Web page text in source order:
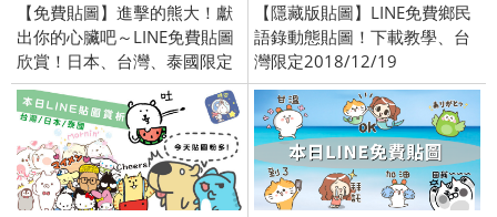
【免費貼圖】進擊的熊大！獻
出你的心臟吧～LINE免費貼圖
欣賞！日本、台灣、泰國限定
／openVPN跨區、加好友、綁
門號／2016/5/10
【隱藏版貼圖】LINE免費鄉民
語錄動態貼圖！下載教學、台
灣限定2018/12/19